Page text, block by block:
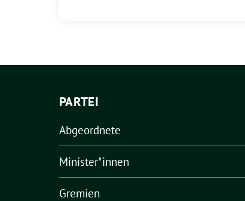
PARTEI
Abgeordnete
Minister*innen
Gremien